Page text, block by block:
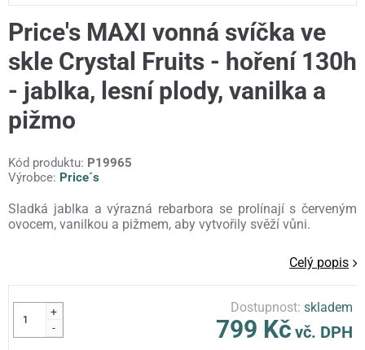
Price's MAXI vonná svíčka ve
skle Crystal Fruits - hoření 130h
- jablka, lesní plody, vanilka a
pižmo
Kód produktu: P19965
Výrobce: Price´s
Sladká jablka a výrazná rebarbora se prolínají s červeným
ovocem, vanilkou a pižmem, aby vytvořily svěží vůni.
Celý popis
+
-
Dostupnost:skladem
799 Kč vč. DPH